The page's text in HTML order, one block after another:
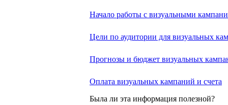
Начало работы с визуальными
Цели по аудитории для визуальных
Прогнозы и бюджет визуальных
Оплата визуальных кампаний и счета
Была ли эта информация полезной?